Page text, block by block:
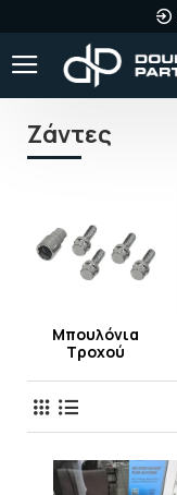
Ζάντες
Μπουλόνια
Τροχού